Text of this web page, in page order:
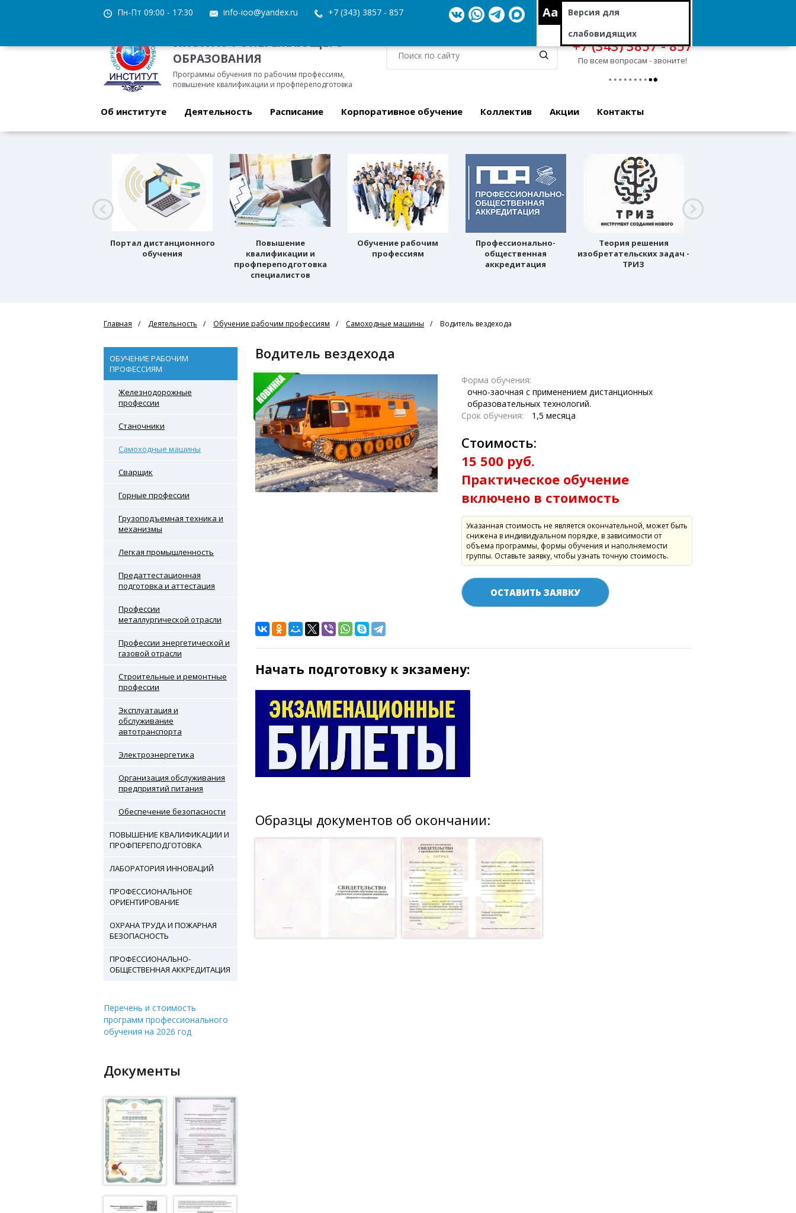
Пн-Пт 09:00 - 17:30 info-ioo@yandex.ru +7 (343) 3857 - 857 Aa
Версия для
слабовидящих
ИНСТИТУТ ОПЕРЕЖАЮЩЕГО
ОБРАЗОВАНИЯ
Программы обучения по рабочим профессиям,
повышение квалификации и профпереподготовка
+7 (343) 3857 - 857
По всем вопросам - звоните!
Об институте Деятельность Расписание Корпоративное обучение Коллектив Акции Контакты
Портал дистанционного
обучения
Повышение
квалификации и
профпереподготовка
специалистов
Обучение рабочим
профессиям
Профессионально-
общественная
аккредитация
Теория решения
изобретательских задач -
ТРИЗ
Главная Деятельность Обучение рабочим профессиям Самоходные машины Водитель вездехода
ОБУЧЕНИЕ РАБОЧИМ
ПРОФЕССИЯМ
Железнодорожные
профессии
Станочники
Самоходные машины
Сварщик
Горные профессии
Грузоподъемная техника и
механизмы
Легкая промышленность
Предаттестационная
подготовка и аттестация
Профессии
металлургической отрасли
Профессии энергетической и
газовой отрасли
Строительные и ремонтные
профессии
Эксплуатация и
обслуживание
автотранспорта
Электроэнергетика
Организация обслуживания
предприятий питания
Обеспечение безопасности
ПОВЫШЕНИЕ КВАЛИФИКАЦИИ И
ПРОФПЕРЕПОДГОТОВКА
ЛАБОРАТОРИЯ ИННОВАЦИЙ
ПРОФЕССИОНАЛЬНОЕ
ОРИЕНТИРОВАНИЕ
ОХРАНА ТРУДА И ПОЖАРНАЯ
БЕЗОПАСНОСТЬ
ПРОФЕССИОНАЛЬНО-
ОБЩЕСТВЕННАЯ АККРЕДИТАЦИЯ
Перечень и стоимость
программ профессионального
обучения на 2026 год
Документы
Водитель вездехода
Форма обучения:
очно-заочная с применением дистанционных
образовательных технологий.
Срок обучения:
1,5 месяца
Стоимость:
15 500 руб.
Практическое обучение
включено в стоимость
Указанная стоимость не является окончательной, может быть
снижена в индивидуальном порядке, в зависимости от
объема программы, формы обучения и наполняемости
группы. Оставьте заявку, чтобы узнать точную стоимость.
ОСТАВИТЬ ЗАЯВКУ
Начать подготовку к экзамену:
Образцы документов об окончании: